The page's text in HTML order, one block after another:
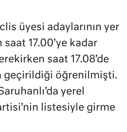
üyesi adaylarının yer
saat 17.00’ye kadar
saat 17.08’de
geçirildiği öğrenilmişti.
yerel
listesiyle girme